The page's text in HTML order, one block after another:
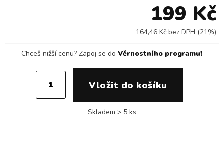
199 Kč
164,46 Kč bez DPH (21%)
Chceš nižší cenu? Zapoj se do Věrnostního programu!
Skladem > 5 ks